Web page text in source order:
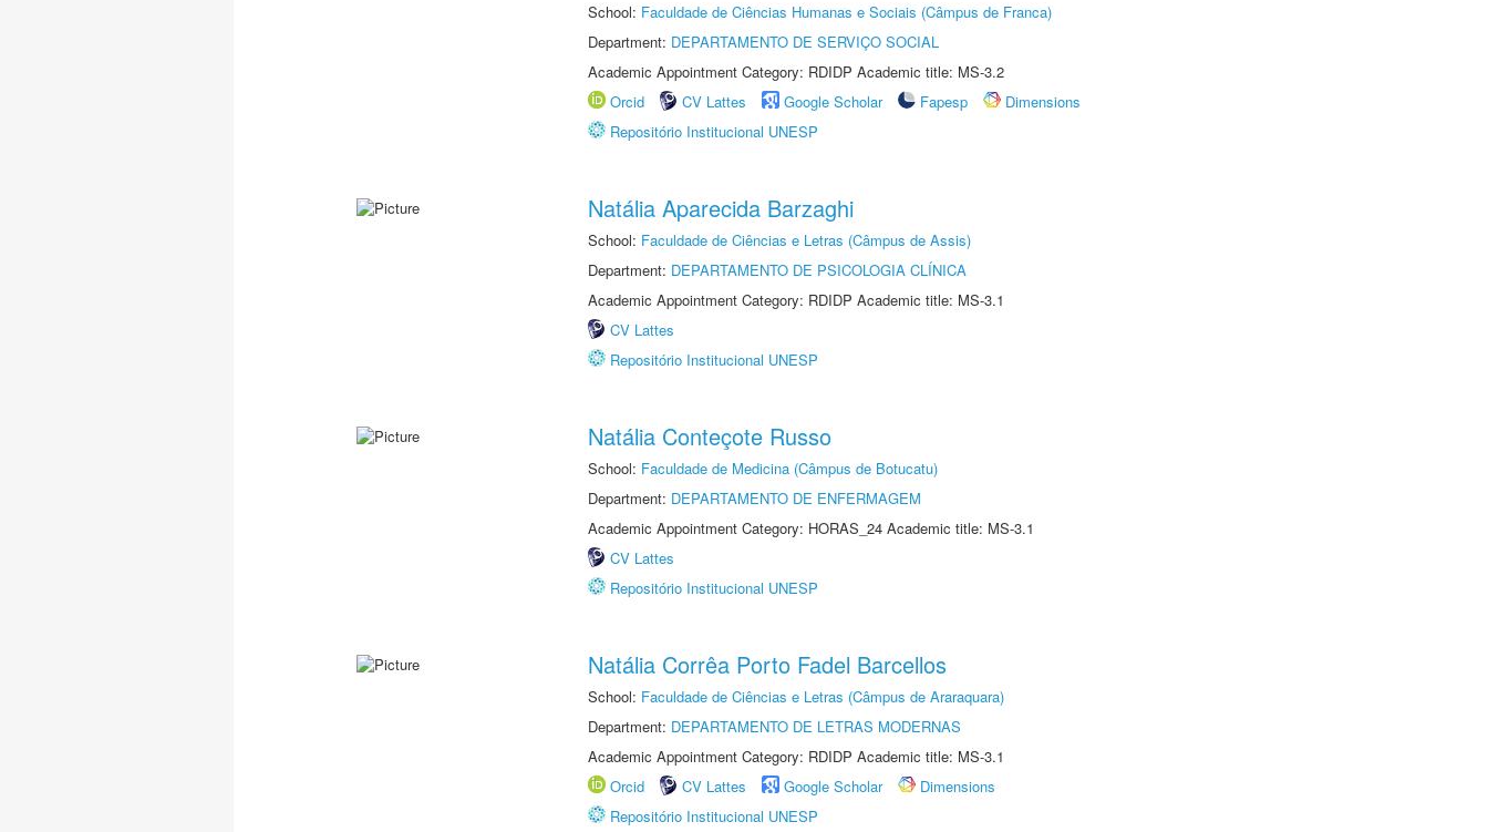
School: Faculdade de Ciências Humanas e Sociais (Câmpus de Franca)
Department: DEPARTAMENTO DE SERVIÇO SOCIAL
Academic Appointment Category: RDIDP Academic title: MS-3.2
Orcid
CV Lattes Google Scholar Fapesp
Dimensions
Repositório Institucional UNESP
Natália Aparecida Barzaghi
School: Faculdade de Ciências e Letras (Câmpus de Assis)
Department: DEPARTAMENTO DE PSICOLOGIA CLÍNICA
Academic Appointment Category: RDIDP Academic title: MS-3.1
CV Lattes
Repositório Institucional UNESP
Natália Conteçote Russo
School: Faculdade de Medicina (Câmpus de Botucatu)
Department: DEPARTAMENTO DE ENFERMAGEM
Academic Appointment Category: HORAS_24 Academic title: MS-3.1
CV Lattes
Repositório Institucional UNESP
Natália Corrêa Porto Fadel Barcellos
School: Faculdade de Ciências e Letras (Câmpus de Araraquara)
Department: DEPARTAMENTO DE LETRAS MODERNAS
Academic Appointment Category: RDIDP Academic title: MS-3.1
Orcid
CV Lattes Google Scholar
Dimensions
Repositório Institucional UNESP